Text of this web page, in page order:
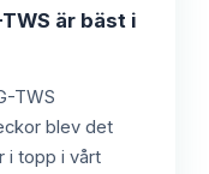
är bäst i
TWS
blev det
i topp i vårt